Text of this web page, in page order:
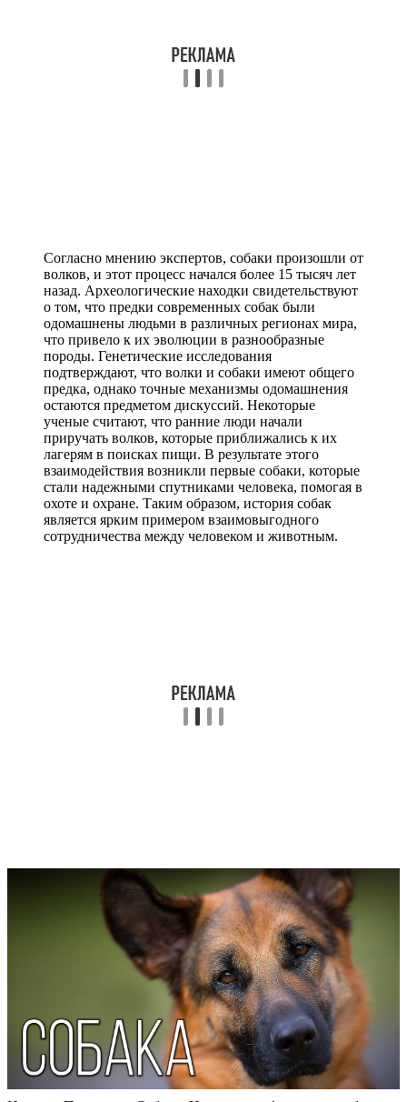
Согласно мнению экспертов, собаки произошли от
волков, и этот процесс начался более 15 тысяч лет
назад. Археологические находки свидетельствуют
о том, что предки современных собак были
одомашнены людьми в различных регионах мира,
что привело к их эволюции в разнообразные
породы. Генетические исследования
подтверждают, что волки и собаки имеют общего
предка, однако точные механизмы одомашнения
остаются предметом дискуссий. Некоторые
ученые считают, что ранние люди начали
приручать волков, которые приближались к их
лагерям в поисках пищи. В результате этого
взаимодействия возникли первые собаки, которые
стали надежными спутниками человека, помогая в
охоте и охране. Таким образом, история собак
является ярким примером взаимовыгодного
сотрудничества между человеком и животным.